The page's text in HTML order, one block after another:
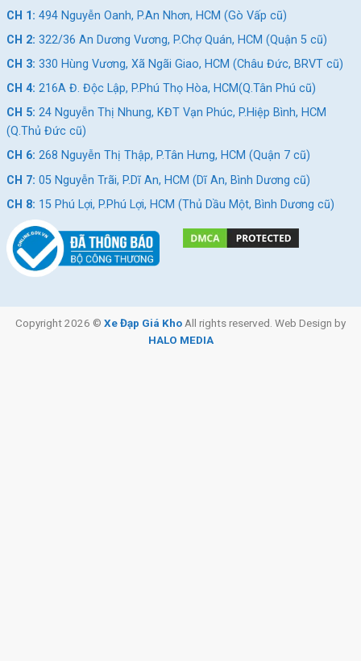
CH 1: 494 Nguyễn Oanh, P.An Nhơn, HCM (Gò Vấp cũ)
CH 2: 322/36 An Dương Vương, P.Chợ Quán, HCM (Quận 5 cũ)
CH 3: 330 Hùng Vương, Xã Ngãi Giao, HCM (Châu Đức, BRVT cũ)
CH 4: 216A Đ. Độc Lập, P.Phú Thọ Hòa, HCM(Q.Tân Phú cũ)
CH 5: 24 Nguyễn Thị Nhung, KĐT Vạn Phúc, P.Hiệp Bình, HCM
(Q.Thủ Đức cũ)
CH 6: 268 Nguyễn Thị Thập, P.Tân Hưng, HCM (Quận 7 cũ)
CH 7: 05 Nguyễn Trãi, P.Dĩ An, HCM (Dĩ An, Bình Dương cũ)
CH 8: 15 Phú Lợi, P.Phú Lợi, HCM (Thủ Dầu Một, Bình Dương cũ)
Copyright 2026 © Xe Đạp Giá Kho All rights reserved. Web Design by
HALO MEDIA